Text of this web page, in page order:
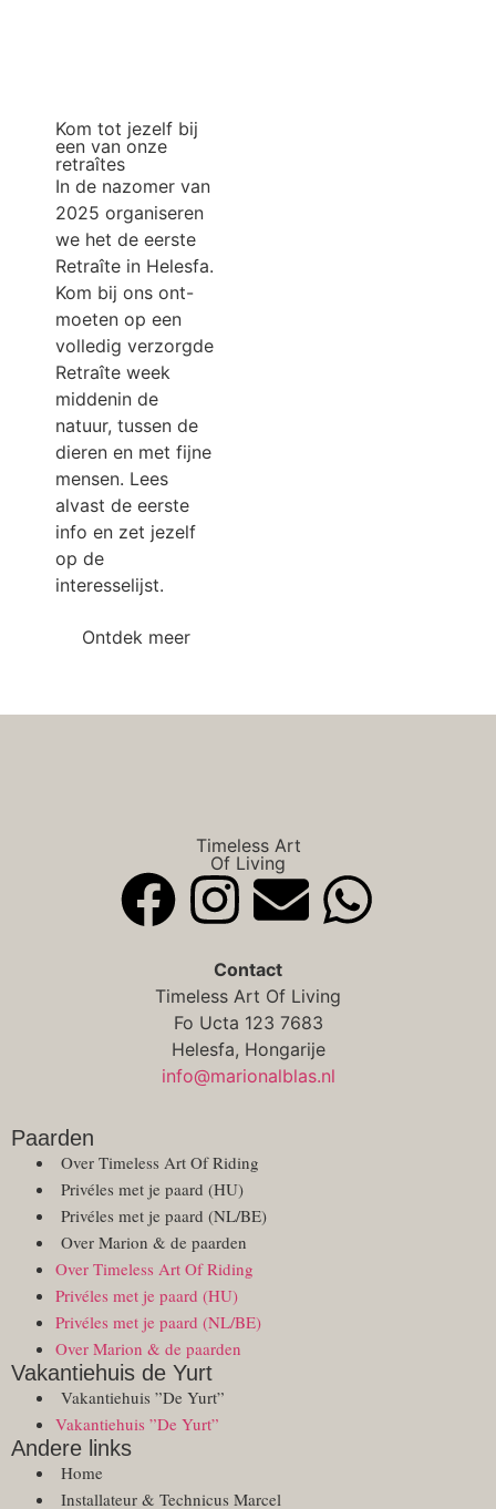
Kom tot jezelf bij
een van onze
retraîtes
In de nazomer van
2025 organiseren
we het de eerste
Retraîte in Helesfa.
Kom bij ons ont-
moeten op een
volledig verzorgde
Retraîte week
middenin de
natuur, tussen de
dieren en met fijne
mensen. Lees
alvast de eerste
info en zet jezelf
op de
interesselijst.
Ontdek meer
Timeless Art
Of Living
Contact
Timeless Art Of Living
Fo Ucta 123 7683
Helesfa, Hongarije
info@marionalblas.nl
Paarden
Over Timeless Art Of Riding
Privéles met je paard (HU)
Privéles met je paard (NL/BE)
Over Marion & de paarden
Over Timeless Art Of Riding
Privéles met je paard (HU)
Privéles met je paard (NL/BE)
Over Marion & de paarden
Vakantiehuis de Yurt
Vakantiehuis ”De Yurt”
Vakantiehuis ”De Yurt”
Andere links
Home
Installateur & Technicus Marcel